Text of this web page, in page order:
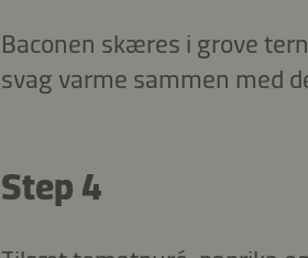
Baconen skæres i grove
svag varme sammen med
Step 4